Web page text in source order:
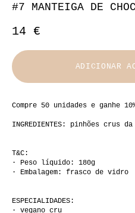
#7 MANTEIGA DE
14 €
ADICIONAR
Compre 50 unidades e ganhe
INGREDIENTES: pinhões crus
T&C:
· Peso líquido: 180g
· Embalagem: frasco de vidro
ESPECIALIDADES:
· vegano cru